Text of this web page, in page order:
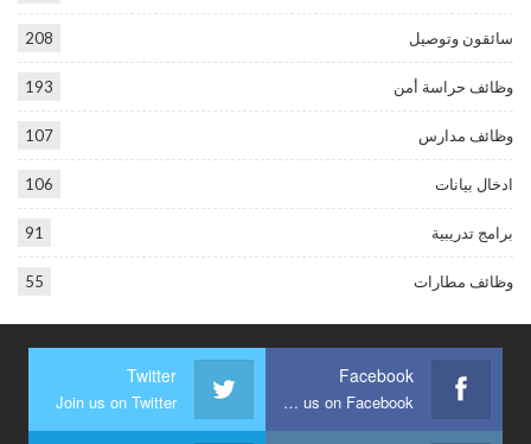
سائقون وتوصيل 208
وظائف حراسة أمن 193
وظائف مدارس 107
ادخال بيانات 106
برامج تدريبية 91
وظائف مطارات 55
Facebook
Join us on Facebook
Twitter
Join us on Twitter